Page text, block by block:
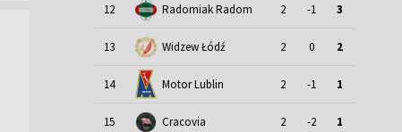
12 Radomiak Radom 2 -1 3
13 Widzew Łódź 2 0 2
14 Motor Lublin 2 -1 1
15 Cracovia 2 -2 1